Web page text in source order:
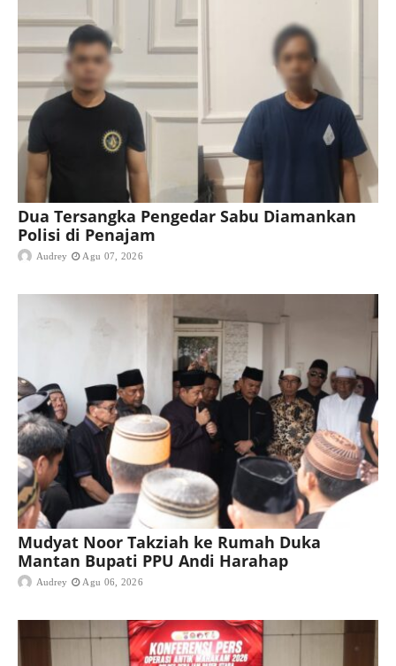
Dua Tersangka Pengedar Sabu Diamankan
Polisi di Penajam
Audrey Agu 07, 2026
Mudyat Noor Takziah ke Rumah Duka
Mantan Bupati PPU Andi Harahap
Audrey Agu 06, 2026